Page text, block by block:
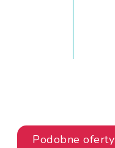
Podobne oferty